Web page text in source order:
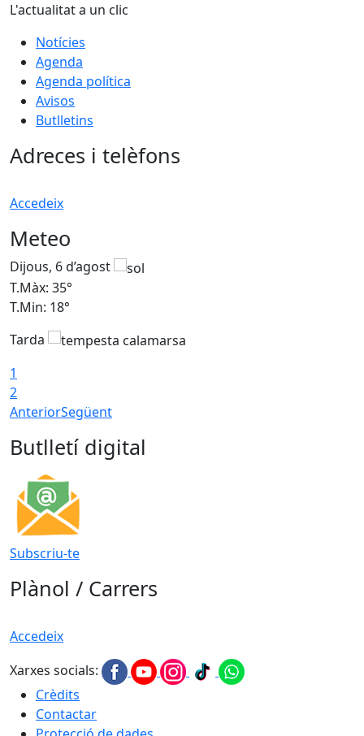
L'actualitat a un clic
Notícies
Agenda
Agenda política
Avisos
Butlletins
Adreces i telèfons
Accedeix
Meteo
Dijous, 6 d’agost
T.Màx: 35°
T.Min: 18°
Tarda
1
2
AnteriorSegüent
Butlletí digital
Subscriu-te
Plànol / Carrers
Accedeix
Xarxes socials:
Crèdits
Contactar